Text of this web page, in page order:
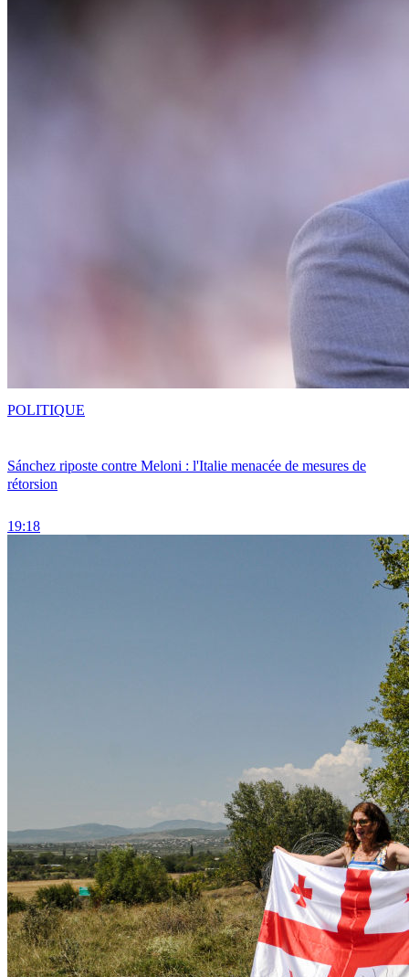
Sánchez riposte contre Meloni : l'Italie menacée de mesures de
rétorsion
19:18
POLITIQUE